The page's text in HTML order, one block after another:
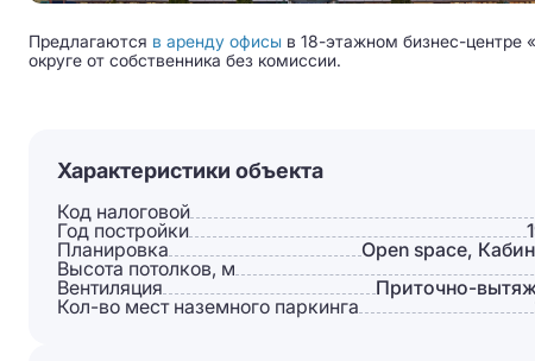
Предлагаются в аренду офисы в 18-этажном бизнес-
округе от собственника без комиссии.
Характеристики объекта
Код налоговой
Год постройки
Планировка
Open space,
Высота потолков, м
Вентиляция
Приточно-
Кол-во мест наземного паркинга